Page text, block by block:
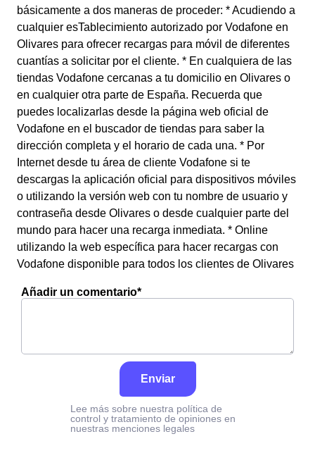
básicamente a dos maneras de proceder: * Acudiendo a
cualquier esTablecimiento autorizado por Vodafone en
Olivares para ofrecer recargas para móvil de diferentes
cuantías a solicitar por el cliente. * En cualquiera de las
tiendas Vodafone cercanas a tu domicilio en Olivares o
en cualquier otra parte de España. Recuerda que
puedes localizarlas desde la página web oficial de
Vodafone en el buscador de tiendas para saber la
dirección completa y el horario de cada una. * Por
Internet desde tu área de cliente Vodafone si te
descargas la aplicación oficial para dispositivos móviles
o utilizando la versión web con tu nombre de usuario y
contraseña desde Olivares o desde cualquier parte del
mundo para hacer una recarga inmediata. * Online
utilizando la web específica para hacer recargas con
Vodafone disponible para todos los clientes de Olivares
Añadir un comentario*
Enviar
Lee más sobre nuestra política de
control y tratamiento de opiniones en
nuestras menciones legales